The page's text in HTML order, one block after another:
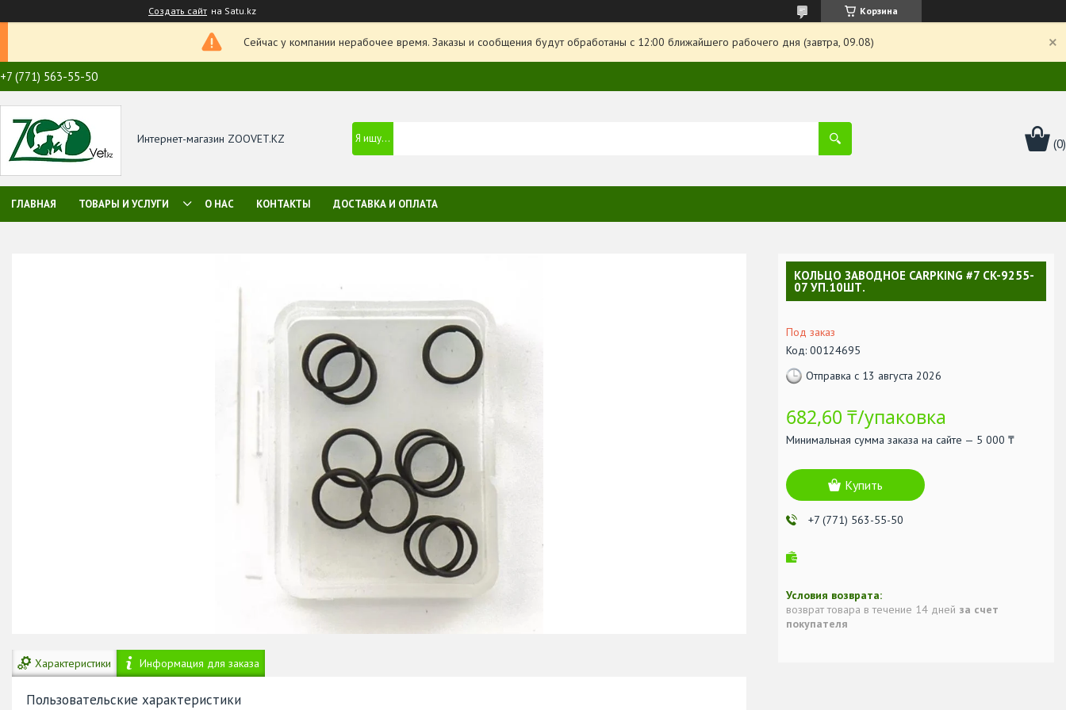
Создать сайт на Satu.kz Корзина
Сейчас у компании нерабочее время. Заказы и сообщения будут обработаны с 12:00 ближайшего рабочего дня (завтра, 09.08)
+7 (771) 563-55-50
Интернет-магазин ZOOVET.KZ
ГЛАВНАЯ ТОВАРЫ И УСЛУГИ О НАС КОНТАКТЫ ДОСТАВКА И ОПЛАТА
Характеристики Информация для заказа
Пользовательские характеристики
КОЛЬЦО ЗАВОДНОЕ CARPKING #7 CK-9255-
07 УП.10ШТ.
Под заказ
Код: 00124695
Отправка с 13 августа 2026
682,60 ₸/упаковка
Минимальная сумма заказа на сайте — 5 000 ₸
Купить
+7 (771) 563-55-50
возврат товара в течение 14 дней за счет
покупателя